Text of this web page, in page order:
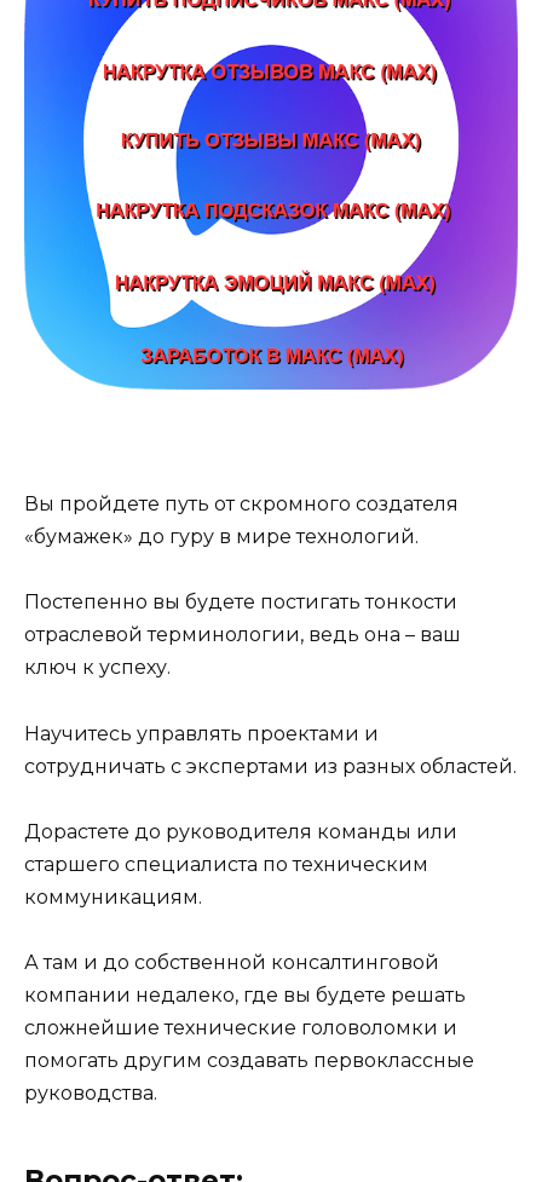
Вы пройдете путь от скромного создателя
«бумажек» до гуру в мире технологий.
Постепенно вы будете постигать тонкости
отраслевой терминологии, ведь она – ваш
ключ к успеху.
Научитесь управлять проектами и
сотрудничать с экспертами из разных областей.
Дорастете до руководителя команды или
старшего специалиста по техническим
коммуникациям.
А там и до собственной консалтинговой
компании недалеко, где вы будете решать
сложнейшие технические головоломки и
помогать другим создавать первоклассные
руководства.